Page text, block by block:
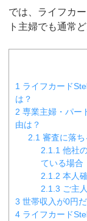
では、ライフカ
ト主婦でも通常
1 ライフカード
は？
2 専業主婦・パー
由は？
2.1 審査に落ち
2.1.1 他社
ている場合
2.1.2 本人
2.1.3 ご主
3 世帯収入が0円
4 ライフカード